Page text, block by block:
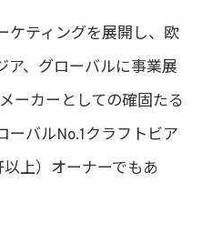
ケティングを展開し、欧
ア、グローバルに事業展
ーカーとしての確固たる
ーバルNo.1クラフトビア
上）オーナーでもあ